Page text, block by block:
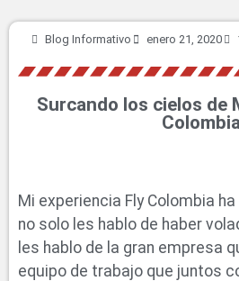
Blog Informativo enero 21, 2020
Surcando los cielos de
Mi experiencia Fly Colombia
no solo les hablo de haber
les hablo de la gran empresa
equipo de trabajo que juntos